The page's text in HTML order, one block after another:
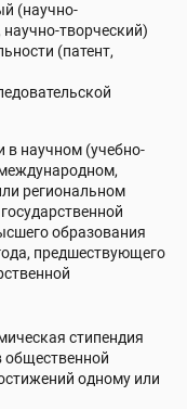
(научно-
научно-творческий)
(патент,
в научном (учебно-
региональном
образования
предшествующего
стипендия
общественной
одному или